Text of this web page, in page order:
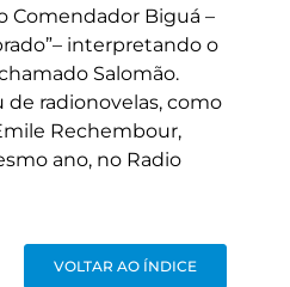
Comendador Biguá –
interpretando o
Salomão.
radionovelas, como
Rechembour,
ano, no Radio
VOLTAR AO ÍNDICE